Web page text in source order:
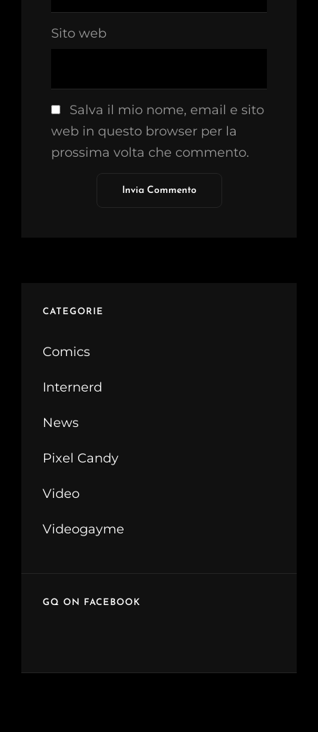
Sito web
Salva il mio nome, email e sito
web in questo browser per la
prossima volta che commento.
CATEGORIE
Comics
Internerd
News
Pixel Candy
Video
Videogayme
GQ ON FACEBOOK